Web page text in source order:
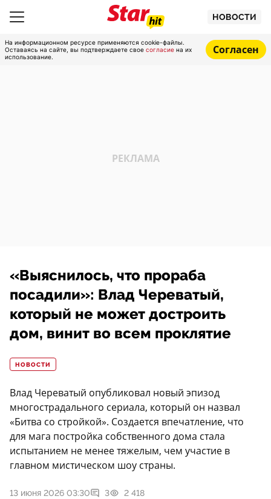
НОВОСТИ
На информационном ресурсе применяются cookie-файлы.
Оставаясь на сайте, вы подтверждаете свое согласие на их
использование.
Согласен
«Выяснилось, что прораба
посадили»: Влад Череватый,
который не может достроить
дом, винит во всем проклятие
НОВОСТИ
Влад Череватый опубликовал новый эпизод
многострадального сериала, который он назвал
«Битва со стройкой». Создается впечатление, что
для мага постройка собственного дома стала
испытанием не менее тяжелым, чем участие в
главном мистическом шоу страны.
13 июня 2026 03:30 3 2 418